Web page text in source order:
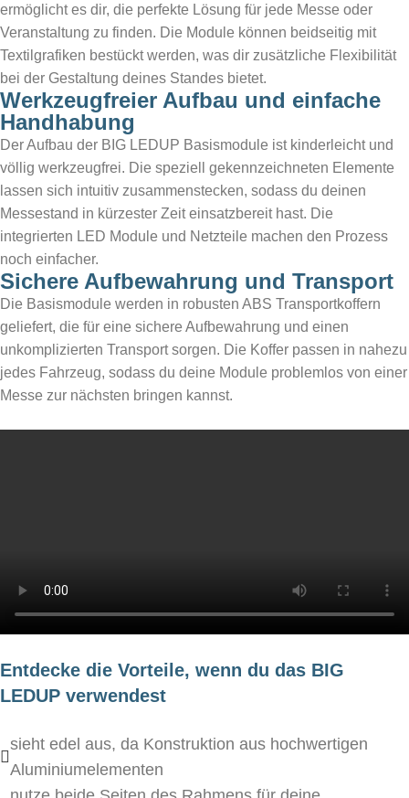
ermöglicht es dir, die perfekte Lösung für jede Messe oder
Veranstaltung zu finden. Die Module können beidseitig mit
Textilgrafiken bestückt werden, was dir zusätzliche Flexibilität
bei der Gestaltung deines Standes bietet.
Werkzeugfreier Aufbau und einfache
Handhabung
Der Aufbau der BIG LEDUP Basismodule ist kinderleicht und
völlig werkzeugfrei. Die speziell gekennzeichneten Elemente
lassen sich intuitiv zusammenstecken, sodass du deinen
Messestand in kürzester Zeit einsatzbereit hast. Die
integrierten LED Module und Netzteile machen den Prozess
noch einfacher.
Sichere Aufbewahrung und Transport
Die Basismodule werden in robusten ABS Transportkoffern
geliefert, die für eine sichere Aufbewahrung und einen
unkomplizierten Transport sorgen. Die Koffer passen in nahezu
jedes Fahrzeug, sodass du deine Module problemlos von einer
Messe zur nächsten bringen kannst.
Entdecke die Vorteile, wenn du das BIG
LEDUP verwendest
sieht edel aus, da Konstruktion aus hochwertigen
Aluminiumelementen